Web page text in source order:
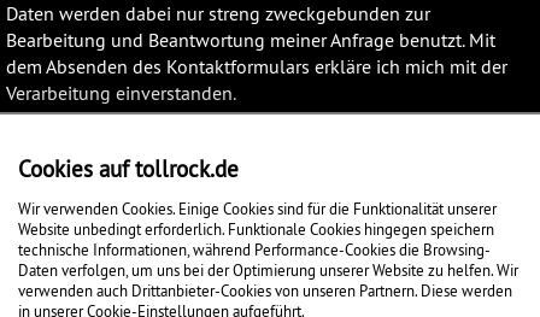
Daten werden dabei nur streng zweckgebunden zur
Bearbeitung und Beantwortung meiner Anfrage benutzt. Mit
dem Absenden des Kontaktformulars erkläre ich mich mit der
Verarbeitung einverstanden.
Weitere Informationen zu unserem Datenschutz finden Sie in
ANFRAGE ABSENDEN
Cookies auf tollrock.de
Wir verwenden Cookies. Einige Cookies sind für die Funktionalität unserer
Website unbedingt erforderlich. Funktionale Cookies hingegen speichern
technische Informationen, während Performance-Cookies die Browsing-
Daten verfolgen, um uns bei der Optimierung unserer Website zu helfen. Wir
verwenden auch Drittanbieter-Cookies von unseren Partnern. Diese werden
in unserer Cookie-Einstellungen aufgeführt.